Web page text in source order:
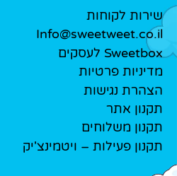
שירות לקוחות
Info@sweetweet.co.il
Sweetbox לעסקים
מדיניות פרטיות
הצהרת נגישות
תקנון אתר
תקנון משלוחים
תקנון פעילות – ויטמינצ'יק